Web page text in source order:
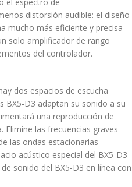
el espectro de
distorsión audible: el diseño
mucho más eficiente y precisa
solo amplificador de rango
del controlador.
dos espacios de escucha
BX5-D3 adaptan su sonido a su
una reproducción de
Elimine las frecuencias graves
las ondas estacionarias
acústico especial del BX5-D3
sonido del BX5-D3 en línea con